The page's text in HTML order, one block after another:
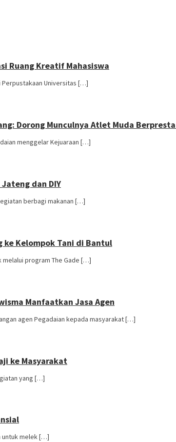
Ruang Kreatif Mahasiswa
Perpustakaan Universitas […]
Dorong Munculnya Atlet Muda
menggelar Kejuaraan […]
dan DIY
berbagi makanan […]
ke Kelompok Tani di Bantul
melalui program The Gade […]
Manfaatkan Jasa Agen
agen Pegadaian kepada masyarakat […]
ke Masyarakat
yang […]
untuk melek […]